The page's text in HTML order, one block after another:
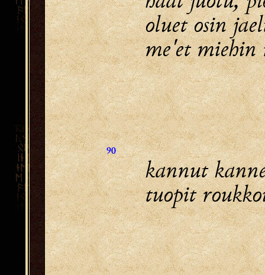
90
oluet osin
me'et
kannut
tuopit